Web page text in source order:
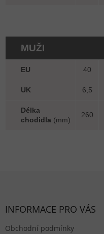
MUŽI
EU 40
UK 6,5
Délka
chodidla (mm)
260
INFORMACE PRO VÁS
Obchodní podmínky